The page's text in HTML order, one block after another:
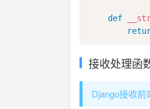
def
接收处理函
Django接收前